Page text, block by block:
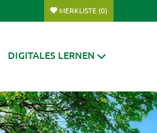
MERKLISTE (0)
DIGITALES LERNEN